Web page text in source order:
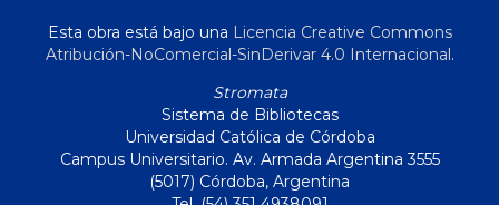
Esta obra está bajo una Licencia Creative Commons
Atribución-NoComercial-SinDerivar 4.0 Internacional.
Stromata
Sistema de Bibliotecas
Universidad Católica de Córdoba
Campus Universitario. Av. Armada Argentina 3555
(5017) Córdoba, Argentina